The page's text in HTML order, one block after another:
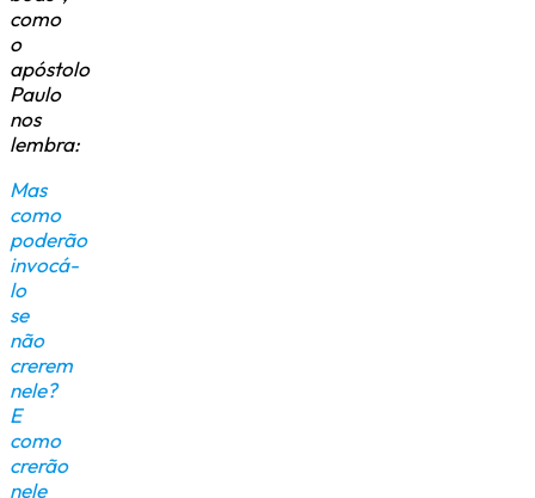
como
o
apóstolo
Paulo
nos
lembra:
Mas
como
poderão
invocá-
lo
se
não
crerem
nele?
E
como
crerão
nele